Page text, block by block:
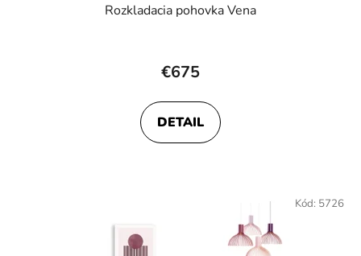
Rozkladacia pohovka Vena
€675
DETAIL
Kód: 5726